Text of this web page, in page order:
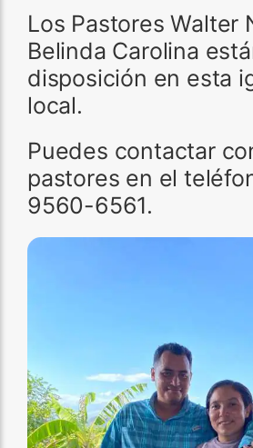
Los Pastores Walter
Belinda Carolina
disposición en esta
local.
Puedes contactar
pastores en el
9560-6561.